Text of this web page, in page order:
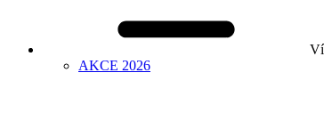
AKCE 2026